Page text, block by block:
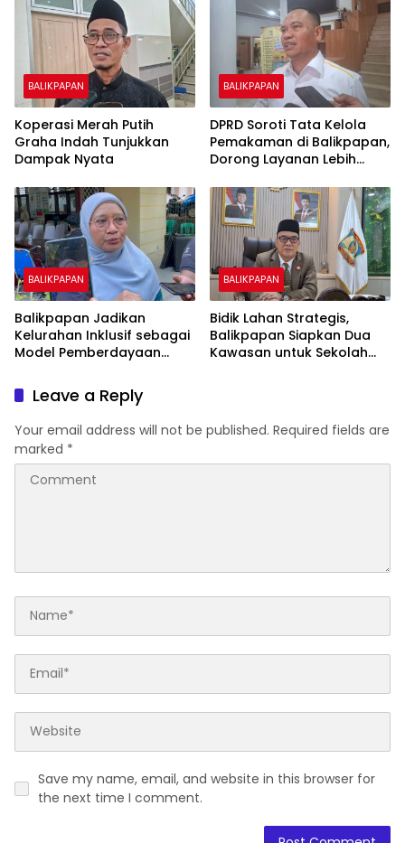
BALIKPAPAN
Koperasi Merah Putih
Graha Indah Tunjukkan
Dampak Nyata
BALIKPAPAN
DPRD Soroti Tata Kelola
Pemakaman di Balikpapan,
Dorong Layanan Lebih
Biaya Warga
BALIKPAPAN
Balikpapan Jadikan
Kelurahan Inklusif sebagai
Model Pemberdayaan
BALIKPAPAN
Bidik Lahan Strategis,
Balikpapan Siapkan Dua
Kawasan untuk Sekolah
Leave a Reply
Your email address will not be published. Required fields are
marked *
Save my name, email, and website in this browser for
the next time I comment.